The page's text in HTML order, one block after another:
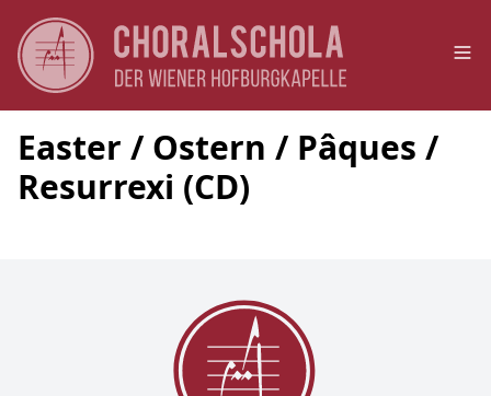
Easter / Ostern / Pâques /
Resurrexi (CD)